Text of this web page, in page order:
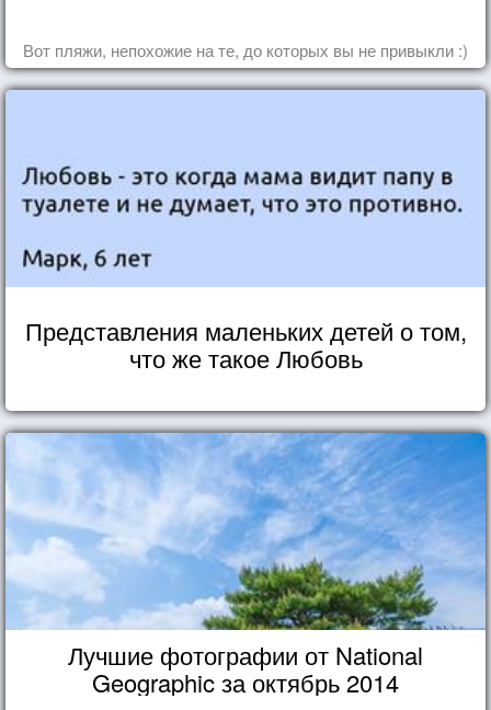
Вот пляжи, непохожие на те, до которых вы не привыкли :)
Представления маленьких детей о том,
что же такое Любовь
Лучшие фотографии от National
Geographic за октябрь 2014